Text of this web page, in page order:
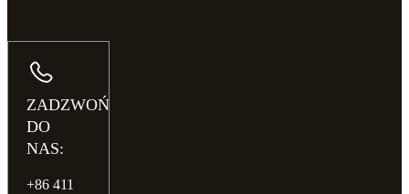
ZADZWOŃ
DO
NAS:
+86 411